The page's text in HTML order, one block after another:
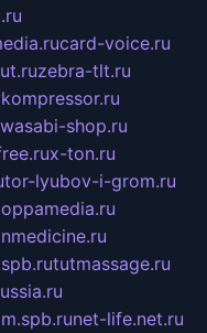
card-voice.ru
zebra-tlt.ru
wasabi-shop.ru
x-ton.ru
tor-lyubov-i-grom.ru
tutmassage.ru
net-life.net.ru